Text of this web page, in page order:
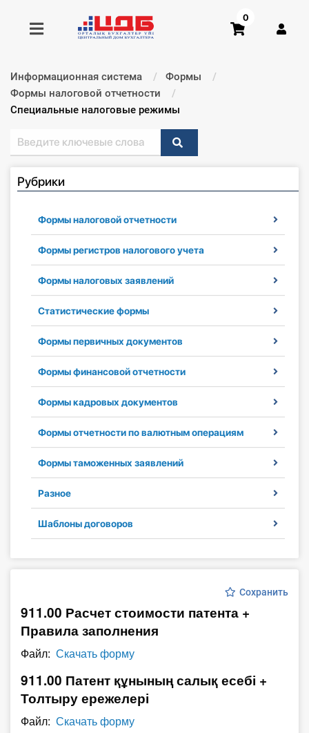
Получить консультацию
Главная ИС
Консультации
Правовая база
Библиотека бухгалтера
Инструменты
Справочник бухгалтера
Участник ВЭД
Практика ИП
Кадры. Труд. Зарплата.
Учет по отраслям
Юридический помощник
О Системе
Обучение
Тарифы
Тестирование для
0
Информационная система
Формы
Формы налоговой отчетности
Текущий:
Специальные налоговые режимы
Рубрики
Формы налоговой отчетности
Формы регистров налогового учета
Формы налоговых заявлений
Статистические формы
Формы первичных документов
Формы финансовой отчетности
Формы кадровых документов
Формы отчетности по валютным операциям
Формы таможенных заявлений
Разное
Шаблоны договоров
Сохранить
911.00 Расчет стоимости патента +
Правила заполнения
Файл: Скачать форму
911.00 Патент құнының салық есебі +
Толтыру ережелері
Файл: Скачать форму